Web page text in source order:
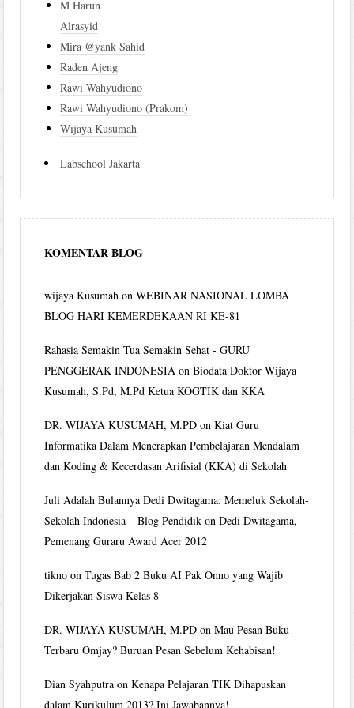
M Harun
Alrasyid
Mira @yank Sahid
Raden Ajeng
Rawi Wahyudiono
Rawi Wahyudiono (Prakom)
Wijaya Kusumah
Labschool Jakarta
KOMENTAR BLOG
wijaya Kusumah onWEBINAR NASIONAL LOMBA
BLOG HARI KEMERDEKAAN RI KE-81
Rahasia Semakin Tua Semakin Sehat - GURU
PENGGERAK INDONESIA onBiodata Doktor Wijaya
Kusumah, S.Pd, M.Pd Ketua KOGTIK dan KKA
DR. WIJAYA KUSUMAH, M.PD onKiat Guru
Informatika Dalam Menerapkan Pembelajaran Mendalam
dan Koding & Kecerdasan Arifisial (KKA) di Sekolah
Juli Adalah Bulannya Dedi Dwitagama: Memeluk Sekolah-
Sekolah Indonesia – Blog Pendidik onDedi Dwitagama,
Pemenang Guraru Award Acer 2012
tikno onTugas Bab 2 Buku AI Pak Onno yang Wajib
Dikerjakan Siswa Kelas 8
DR. WIJAYA KUSUMAH, M.PD onMau Pesan Buku
Terbaru Omjay? Buruan Pesan Sebelum Kehabisan!
Dian Syahputra onKenapa Pelajaran TIK Dihapuskan
dalam Kurikulum 2013? Ini Jawabannya!